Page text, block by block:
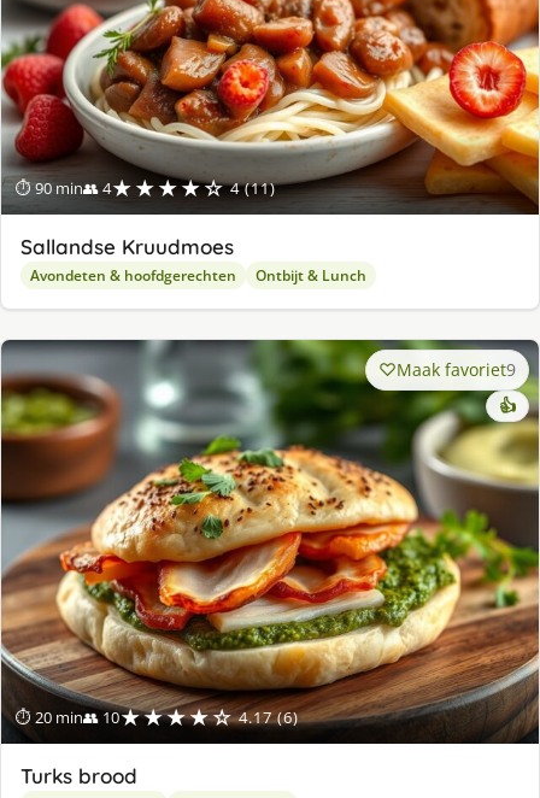
⏱ 90 min👥 4★★★★☆ 4 (11)
Sallandse Kruudmoes
Avondeten & hoofdgerechten Ontbijt & Lunch
⏱ 20 min👥 10★★★★☆ 4.17 (6)
Maak favoriet9
👍
Turks brood